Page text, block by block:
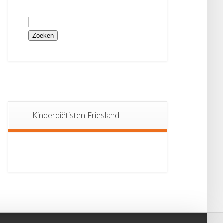
Zoeken
Kinderdiëtisten Friesland